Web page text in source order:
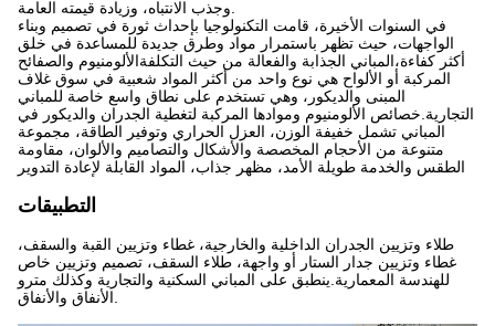
في السنوات الأخيرة، قامت التكنولوجيا بإحداث ثورة في تصميم وبناء
الواجهات، حيث تظهر باستمرار مواد وطرق جديدة للمساعدة في خلق
أكثر كفاءة،المباني الجذابة والفعالة من حيث التكلفةالألومنيوم والصفائح
المركبة أو الألواح هي نوع واحد من أكثر المواد شعبية في سوق غلاف
المبنى والديكور، وهي تستخدم على نطاق واسع خاصة للمباني
التجارية.خصائص الألومنيوم وموادها المركبة لتغطية الجدران والديكور في
المباني تشمل خفيفة الوزن، العزل الحراري وتوفير الطاقة، مجموعة
متنوعة من الأحجام المخصصة والأشكال والتصاميم والألوان، مقاومة
الطقس والخدمة طويلة الأمد، مظهر جذاب، المواد القابلة لإعادة التدوير
التطبيقات
طلاء وتزيين الجدران الداخلية والخارجية، غطاء وتزيين القبة والسقف،
غطاء وتزيين جدار الستار أو واجهة، طلاء السقف، تصميم وتزيين خاص
للهندسة المعمارية.ينطبق على المباني السكنية والتجارية وكذلك مترو